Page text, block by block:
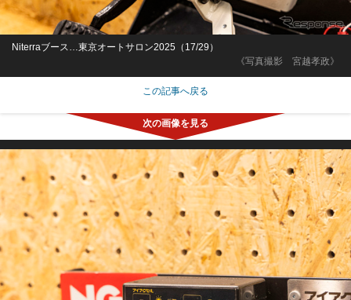
《写真撮影 宮越孝政》
Niterraブース…東京オートサロン2025（17/29）
この記事へ戻る